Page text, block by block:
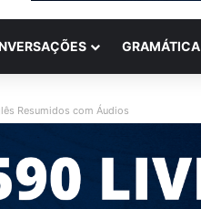
GRAMÁTICA
Resumidos com Áudios